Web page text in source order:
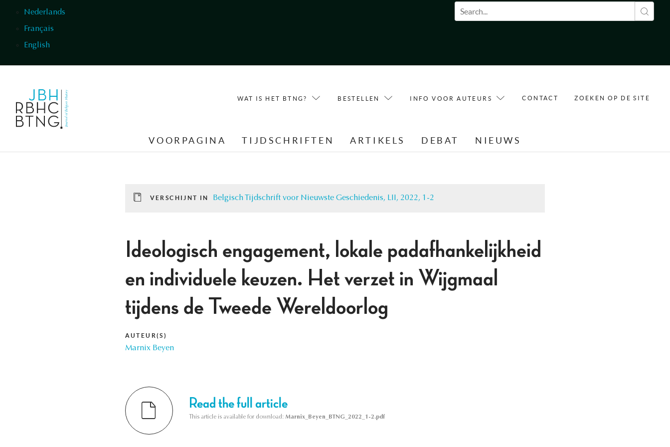
Nederlands
Français
English
Zoekveld
WAT IS HET BTNG? BESTELLEN INFO VOOR AUTEURS CONTACT ZOEKEN OP DE SITE
VOORPAGINA TIJDSCHRIFTEN ARTIKELS DEBAT NIEUWS
VERSCHIJNT IN Belgisch Tijdschrift voor Nieuwste Geschiedenis, LII, 2022, 1-2
Ideologisch engagement, lokale padafhankelijkheid
en individuele keuzen. Het verzet in Wijgmaal
tijdens de Tweede Wereldoorlog
AUTEUR(S)
Marnix Beyen
Read the full article
This article is available for download: Marnix_Beyen_BTNG_2022_1-2.pdf